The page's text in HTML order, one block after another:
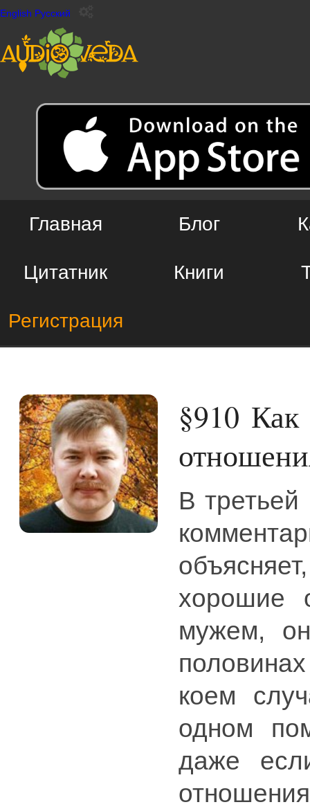
English Русский
Главная Блог
Цитатник Книги
Регистрация
§910 Как
В
хорошие
мужем,
коем
одном
даже